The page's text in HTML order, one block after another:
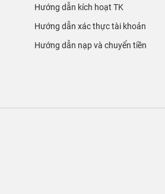
Hướng dẫn kích hoạt TK
Hướng dẫn xác thực tài khoản
Hướng dẫn nạp và chuyển tiền